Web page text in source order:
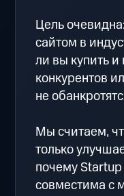
Цель
сайтом в
ли вы купить и
конкурентов
не
Мы считаем,
только
почему
совместима с